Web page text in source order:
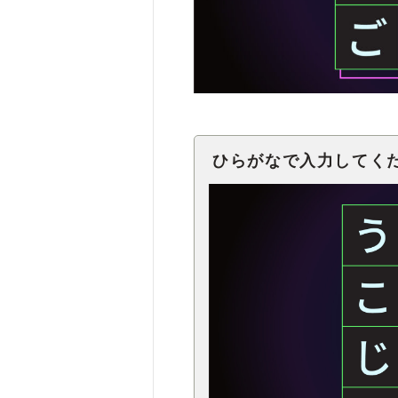
ひらがなで入力してく